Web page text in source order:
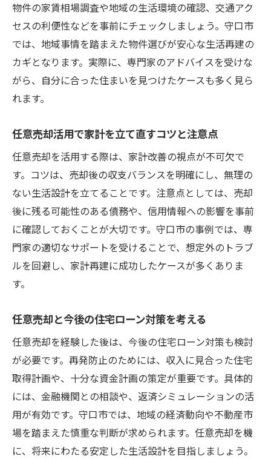
物件の家賃相場調査や地域の生活環境の確認、交通アク
セスの利便性などを事前にチェックしましょう。守口市
では、地域事情を踏まえた物件選びが安心な生活再建の
カギとなります。実際に、専門家のアドバイスを受けな
がら、自分に合った住まいを見つけたケースも多く見ら
れます。
任意売却活用で家計を立て直すコツと注意点
任意売却を活用する際は、家計改善の視点が不可欠で
す。コツは、売却後の収支バランスを明確にし、無理の
ない生活設計を立てることです。注意点としては、売却
後に残る可能性のある債務や、信用情報への影響を事前
に確認しておくことが大切です。守口市の事例では、専
門家の適切なサポートを受けることで、想定外のトラブ
ルを回避し、家計再建に成功したケースが多くありま
す。
任意売却と今後の住宅ローン対策を考える
任意売却を経験した後は、今後の住宅ローン対策も検討
が必要です。再発防止のためには、収入に見合った住宅
取得計画や、十分な資金計画の策定が重要です。具体的
には、金融機関との相談や、返済シミュレーションの活
用が有効です。守口市では、地域の経済動向や不動産市
場を踏まえた慎重な判断が求められます。任意売却を機
に、将来にわたる安定した生活設計を目指しましょう。